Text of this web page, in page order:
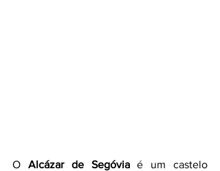
O Alcázar de Segóvia é um castelo